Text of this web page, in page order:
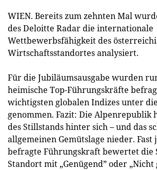
WIEN. Bereits zum zehnten Mal
des Deloitte Radar die internationale
Wettbewerbsfähigkeit des
Wirtschaftsstandortes analysiert.
Für die Jubiläumsausgabe wurden
heimische Top-Führungskräfte
wichtigsten globalen Indizes unter
genommen. Fazit: Die Alpenrepublik
des Stillstands hinter sich – und das
allgemeinen Gemütslage nieder. Fast
befragte Führungskraft bewertet die
Standort mit „Genügend” oder „Nicht